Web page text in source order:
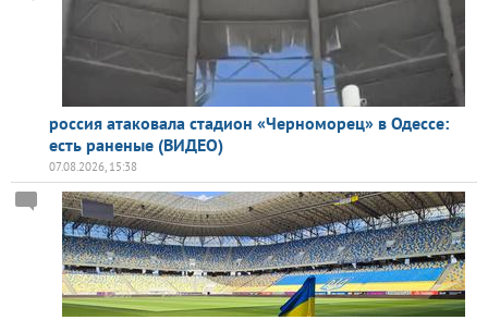
россия атаковала стадион «Черноморец» в Одессе:
есть раненые (ВИДЕО)
07.08.2026, 15:38